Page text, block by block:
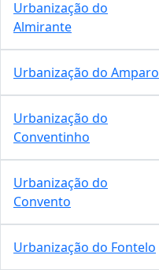
Urbanização do
Almirante
Urbanização do Amparo
Urbanização do
Conventinho
Urbanização do
Convento
Urbanização do Fontelo